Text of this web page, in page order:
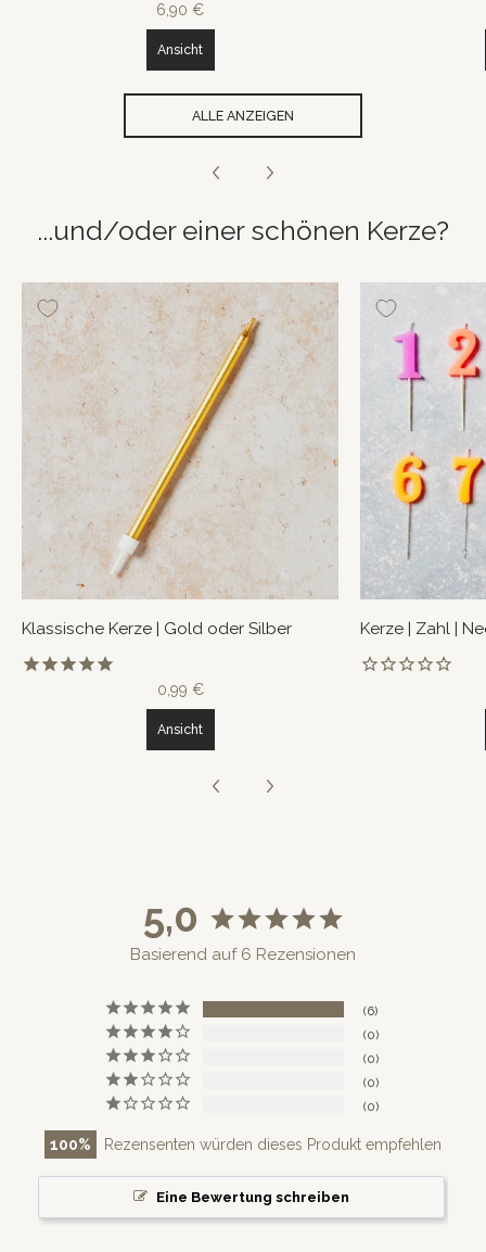
6,90 €
Ansicht
ALLE ANZEIGEN
...und/oder einer schönen Kerze?
Klassische Kerze | Gold oder Silber
0,99 €
Ansicht
Kerze | Zahl |
5,0
Basierend auf 6 Rezensionen
6
0
0
0
0
100 Rezensenten würden dieses Produkt empfehlen
Eine Bewertung schreiben